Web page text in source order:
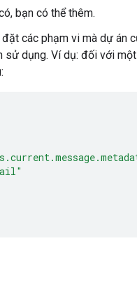
bạn có thể thêm.
các phạm vi mà dự án
sử dụng. Ví dụ: đối với